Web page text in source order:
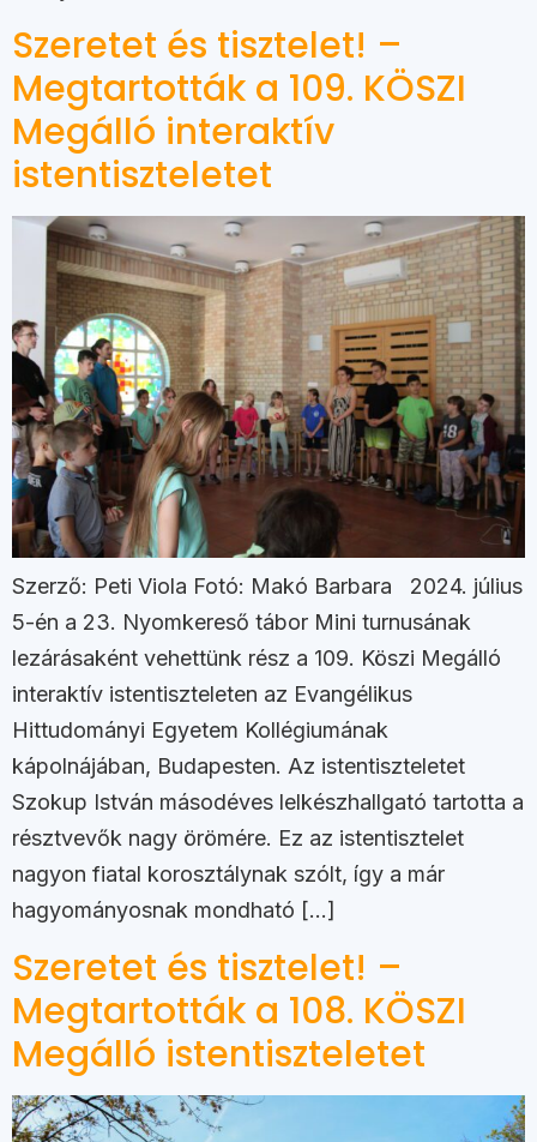
Szeretet és tisztelet! –
Megtartották a 109. KÖSZI
Megálló interaktív
istentiszteletet
Szerző: Peti Viola Fotó: Makó Barbara 2024. július
5-én a 23. Nyomkereső tábor Mini turnusának
lezárásaként vehettünk rész a 109. Köszi Megálló
interaktív istentiszteleten az Evangélikus
Hittudományi Egyetem Kollégiumának
kápolnájában, Budapesten. Az istentiszteletet
Szokup István másodéves lelkészhallgató tartotta a
résztvevők nagy örömére. Ez az istentisztelet
nagyon fiatal korosztálynak szólt, így a már
hagyományosnak mondható […]
Szeretet és tisztelet! –
Megtartották a 108. KÖSZI
Megálló istentiszteletet